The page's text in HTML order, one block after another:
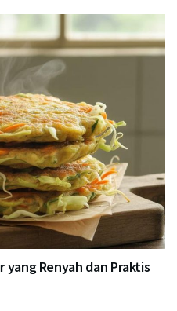
yang Renyah dan Praktis